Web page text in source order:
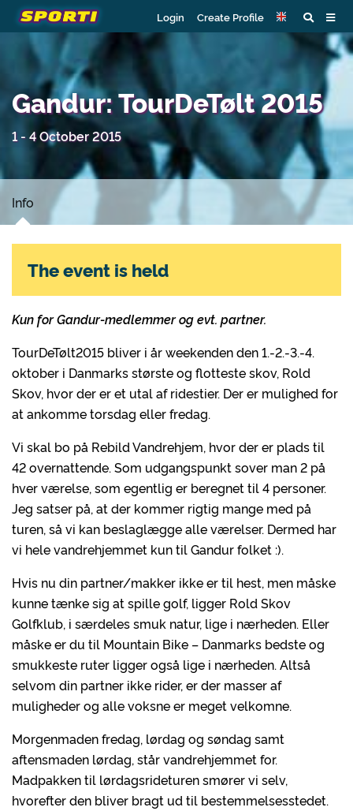
Login Create Profile
Gandur: TourDeTølt 2015
1 - 4 October 2015
Info
Kun for Gandur-medlemmer og evt. partner.
TourDeTølt2015 bliver i år weekenden den 1.-2.-3.-4.
oktober i Danmarks største og flotteste skov, Rold
Skov, hvor der er et utal af ridestier. Der er mulighed for
at ankomme torsdag eller fredag.
Vi skal bo på Rebild Vandrehjem, hvor der er plads til
42 overnattende. Som udgangspunkt sover man 2 på
hver værelse, som egentlig er beregnet til 4 personer.
Jeg satser på, at der kommer rigtig mange med på
turen, så vi kan beslaglægge alle værelser. Dermed har
vi hele vandrehjemmet kun til Gandur folket :).
Hvis nu din partner/makker ikke er til hest, men måske
kunne tænke sig at spille golf, ligger Rold Skov
Golfklub, i særdeles smuk natur, lige i nærheden. Eller
måske er du til Mountain Bike – Danmarks bedste og
smukkeste ruter ligger også lige i nærheden. Altså
selvom din partner ikke rider, er der masser af
muligheder og alle voksne er meget velkomne.
Morgenmaden fredag, lørdag og søndag samt
aftensmaden lørdag, står vandrehjemmet for.
Madpakken til lørdagsrideturen smører vi selv,
hvorefter den bliver bragt ud til bestemmelsesstedet.
The event is held